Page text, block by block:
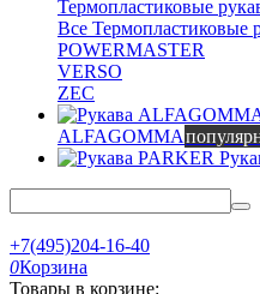
Термопластиковые
Все Термопластиковые
POWERMASTER
VERSO
ZEC
ALFAGOMMA
+7(495)204-16-40
0Корзина
Товары в корзине: